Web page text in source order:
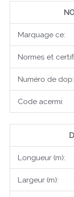
Marquage ce:
Normes et
Numéro de dop:
Code acermi:
Longueur (m):
Largeur (m):